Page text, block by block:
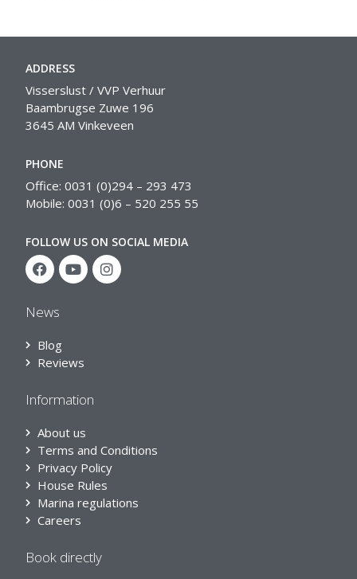
ADDRESS
Visserslust / VVP Verhuur
Baambrugse Zuwe 196
3645 AM Vinkeveen
PHONE
Office: 0031 (0)294 – 293 473
Mobile: 0031 (0)6 – 520 255 55
FOLLOW US ON SOCIAL MEDIA
News
Blog
Reviews
Information
About us
Terms and Conditions
Privacy Policy
House Rules
Marina regulations
Careers
Book directly